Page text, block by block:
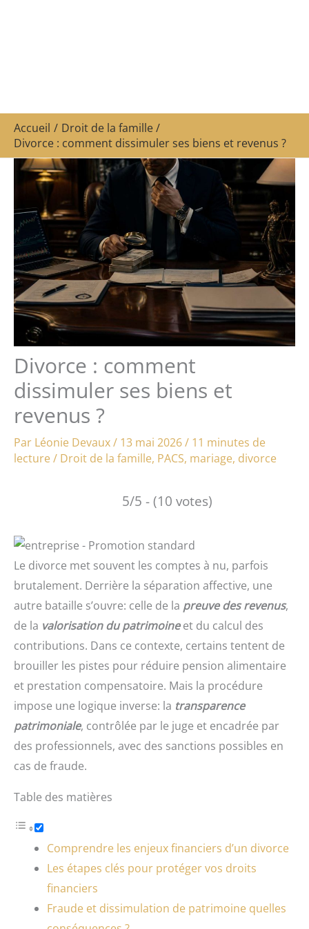
Accueil
Droit de la famille
Divorce : comment dissimuler ses biens et revenus ?
Divorce : comment
dissimuler ses biens et
revenus ?
Par Léonie Devaux/ 13 mai 2026/ 11 minutes de
lecture/ Droit de la famille, PACS, mariage, divorce
5/5 - (10 votes)
Le divorce met souvent les comptes à nu, parfois
brutalement. Derrière la séparation affective, une
autre bataille s’ouvre: celle de la preuve des revenus,
de la valorisation du patrimoineet du calcul des
contributions. Dans ce contexte, certains tentent de
brouiller les pistes pour réduire pension alimentaire
et prestation compensatoire. Mais la procédure
impose une logique inverse: la transparence
patrimoniale, contrôlée par le juge et encadrée par
des professionnels, avec des sanctions possibles en
cas de fraude.
Table des matières
Comprendre les enjeux financiers d’un divorce
Les étapes clés pour protéger vos droits
financiers
Fraude et dissimulation de patrimoine quelles